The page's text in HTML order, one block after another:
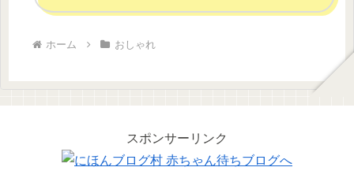
ホーム おしゃれ
スポンサーリンク